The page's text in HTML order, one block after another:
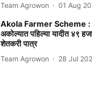
Team Agrowon 01 Aug
Akola Farmer Scheme :
अकोल्यात पहिल्या यादीत ४९
शेतकरी पात्र
Team Agrowon 28 Jul